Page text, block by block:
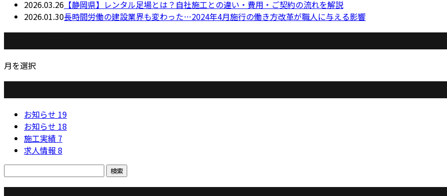
2026.03.26 【静岡県】レンタル足場とは？自社施工との違い・費用・ご契約の流れを解説
2026.01.30長時間労働の建設業界も変わった…2024年4月施行の働き方改革が職人に与える影響
月を選択
お知らせ 19
お知らせ 18
施工実績 7
求人情報 8